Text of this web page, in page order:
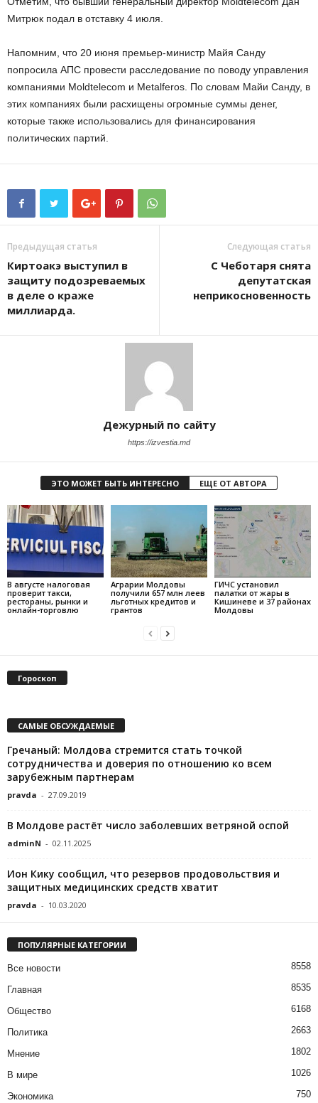
Митрюк подал в отставку 4 июля.
Напомним, что 20 июня премьер-министр Майя Санду
попросила АПС провести расследование по поводу управления
компаниями Moldtelecom и Metalferos. По словам Майи Санду, в
этих компаниях были расхищены огромные суммы денег,
которые также использовались для финансирования
политических партий.
Предыдущая статья
Киртоакэ выступил в
защиту подозреваемых
в деле о краже
миллиарда.
Следующая статья
С Чеботаря снята
депутатская
неприкосновенность
Дежурный по сайту
https://izvestia.md
ЭТО МОЖЕТ БЫТЬ ИНТЕРЕСНО ЕЩЕ ОТ АВТОРА
В августе налоговая
проверит такси,
рестораны, рынки и
онлайн-торговлю
Аграрии Молдовы
получили 657 млн леев
льготных кредитов и
грантов
ГИЧС установил
палатки от жары в
Кишиневе и 37 районах
Молдовы
Гороскоп
САМЫЕ ОБСУЖДАЕМЫЕ
Гречаный: Молдова стремится стать точкой
сотрудничества и доверия по отношению ко всем
зарубежным партнерам
pravda - 27.09.2019
В Молдове растёт число заболевших ветряной оспой
adminN - 02.11.2025
Ион Кику сообщил, что резервов продовольствия и
защитных медицинских средств хватит
pravda - 10.03.2020
ПОПУЛЯРНЫЕ КАТЕГОРИИ
Все новости 8558
Главная 8535
Общество 6168
Политика 2663
Мнение 1802
В мире 1026
Экономика 750